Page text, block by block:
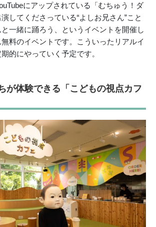
にアップされている「むちゅう！ダ
してくださっている“よしお兄さん”こと
一緒に踊ろう、というイベントを開催し
料のイベントです。こういったリアルイ
的にやっていく予定です。
が体験できる「こどもの視点カフ